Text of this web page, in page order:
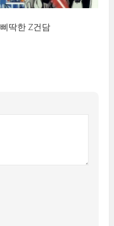
삐딱한 Z건담